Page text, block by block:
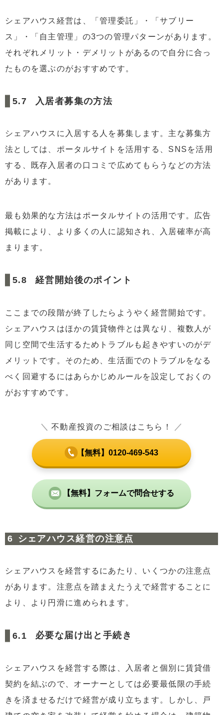
シェアハウス経営は、「管理委託」・「サブリー
ス」・「自主管理」の3つの管理パターンがあります。
それぞれメリット・デメリットがあるので自分に合っ
たものを選ぶのがおすすめです。
入居者募集の方法
シェアハウスに入居する人を募集します。主な募集方
法としては、ポータルサイトを活用する、SNSを活用
する、既存入居者の口コミで広めてもらうなどの方法
があります。
最も効果的な方法はポータルサイトの活用です。広告
掲載により、より多くの人に認知され、入居確率が高
まります。
経営開始後のポイント
ここまでの段階が終了したらようやく経営開始です。
シェアハウスはほかの賃貸物件とは異なり、複数人が
同じ空間で生活するためトラブルも起きやすいのがデ
メリットです。そのため、生活面でのトラブルをなる
べく回避するにはあらかじめルールを設定しておくの
がおすすめです。
＼ 不動産投資のご相談はこちら！ ／
【無料】0120-469-543
【無料】フォームで問合せする
シェアハウス経営の注意点
シェアハウスを経営するにあたり、いくつかの注意点
があります。注意点を踏まえたうえで経営することに
より、より円滑に進められます。
必要な届け出と手続き
シェアハウスを経営する際は、入居者と個別に賃貸借
契約を結ぶので、オーナーとしては必要最低限の手続
きを済ませるだけで経営が成り立ちます。しかし、戸